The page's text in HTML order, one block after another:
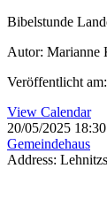
Bibelstunde
Autor: Marianne
Veröffentlicht
View Calendar
20/05/2025
Gemeindehaus
Address: